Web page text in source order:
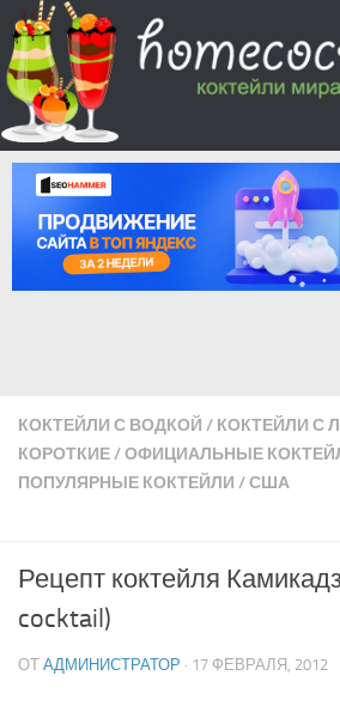
КОКТЕЙЛИ С ВОДКОЙ / КОКТЕЙЛИ С
КОРОТКИЕ/ОФИЦИАЛЬНЫЕ
ПОПУЛЯРНЫЕ КОКТЕЙЛИ /США
Рецепт коктейля
cocktail)
ОТ АДМИНИСТРАТОР · 17 ФЕВРАЛЯ, 2012